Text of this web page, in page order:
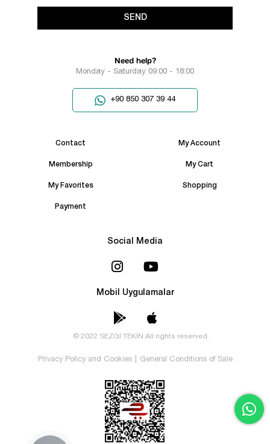
SEND
Need help?
Monday - Saturday 09:00 - 18:00
+90 850 307 39 44
Contact My Account
Membership My Cart
My Favorites Shopping
Payment
Social Media
Mobil Uygulamalar
© 2022 SEZGİ TEKİN All rights reserved.
Privacy Policy and Cookies General Conditions of Sale